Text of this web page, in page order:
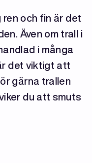
och fin är det
Även om trall i
i många
det viktigt att
gärna trallen
du att smuts